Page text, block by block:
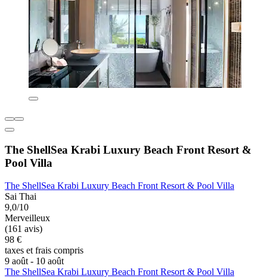
The ShellSea Krabi Luxury Beach Front Resort &
Pool Villa
The ShellSea Krabi Luxury Beach Front Resort & Pool Villa
Sai Thai
9,0/10
Merveilleux
(161 avis)
98 €
taxes et frais compris
9 août - 10 août
The ShellSea Krabi Luxury Beach Front Resort & Pool Villa